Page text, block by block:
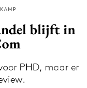
de Adformatie
blijft in
PHD, maar er